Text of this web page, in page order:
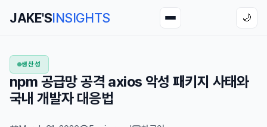
JAKE'SINSIGHTS 🌙
생산성
npm 공급망 공격 axios 악성 패키지 사태와
국내 개발자 대응법